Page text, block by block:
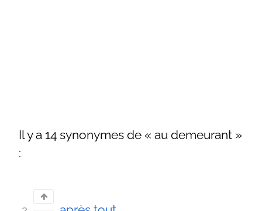
Il y a 14 synonymes de « au demeurant »
: